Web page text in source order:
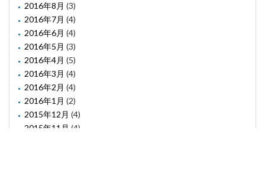
2016年8月 (3)
2016年7月 (4)
2016年6月 (4)
2016年5月 (3)
2016年4月 (5)
2016年3月 (4)
2016年2月 (4)
2016年1月 (2)
2015年12月 (4)
2015年11月 (4)